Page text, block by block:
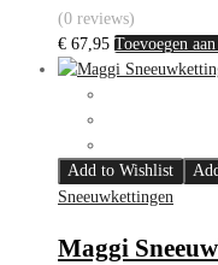
(0 reviews)
€ 67,95 Toevoegen
Add to Wishlist
Sneeuwkettingen
Maggi